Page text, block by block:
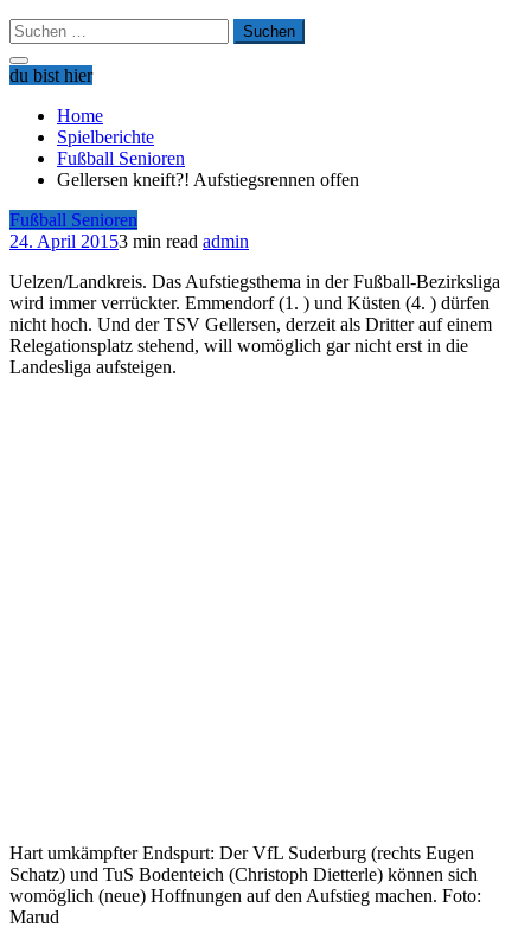
Suchen
nach:
du bist hier
Home
Spielberichte
Fußball Senioren
Gellersen kneift?! Aufstiegsrennen offen
Fußball Senioren
24. April 20153 min read admin
Uelzen/Landkreis. Das Aufstiegsthema in der Fußball-Bezirksliga
wird immer verrückter. Emmendorf (1. ) und Küsten (4. ) dürfen
nicht hoch. Und der TSV Gellersen, derzeit als Dritter auf einem
Relegationsplatz stehend, will womöglich gar nicht erst in die
Landesliga aufsteigen.
Hart umkämpfter Endspurt: Der VfL Suderburg (rechts Eugen
Schatz) und TuS Bodenteich (Christoph Dietterle) können sich
womöglich (neue) Hoffnungen auf den Aufstieg machen. Foto:
Marud